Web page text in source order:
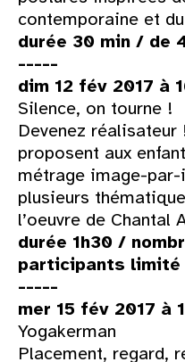
contemporaine et
durée 30 min / de
-----
dim 12 fév 2017 à
Silence, on tourne !
Devenez
proposent aux
métrage image-
plusieurs
l’oeuvre de Chantal
durée 1h30 /
participants limité
-----
mer 15 fév 2017 à
Yogakerman
Placement, regard,